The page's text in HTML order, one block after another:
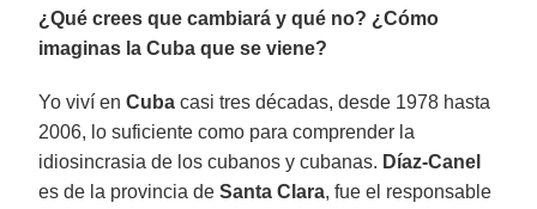
¿Qué crees que cambiará y qué no? ¿Cómo
imaginas la Cuba que se viene?
Yo viví enCuba casi tres décadas, desde 1978 hasta
2006, lo suficiente como para comprender la
idiosincrasia de los cubanos y cubanas. Díaz-Canel
es de la provincia deSanta Clara, fue el responsable